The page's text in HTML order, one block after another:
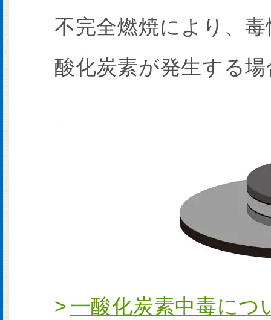
不完全燃焼により、
酸化炭素が発生する
一酸化炭素中毒に